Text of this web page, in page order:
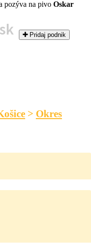
pozýva na pivo Oskar
Pridaj podnik
> Okres